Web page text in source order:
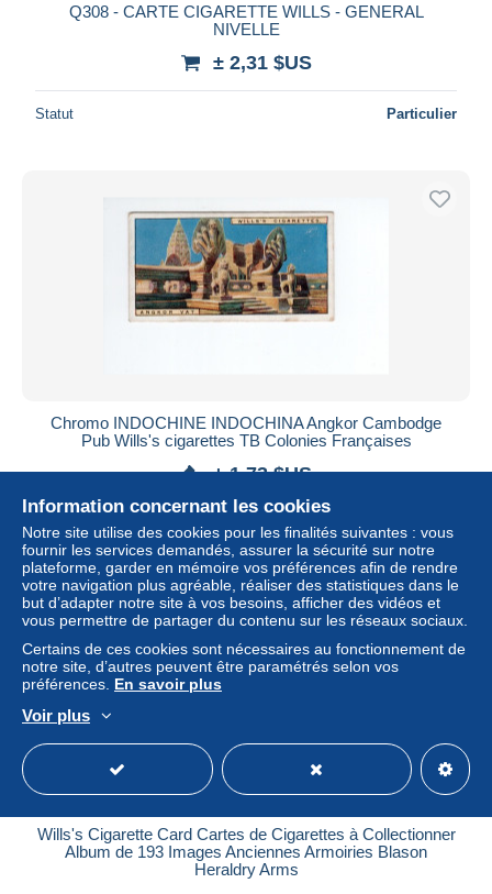
Q308 - CARTE CIGARETTE WILLS - GENERAL
NIVELLE
± 2,31 $US
Statut Particulier
Chromo INDOCHINE INDOCHINA Angkor Cambodge
Pub Wills's cigarettes TB Colonies Françaises
± 1,73 $US
Statut Particulier
Wills's Cigarette Card Cartes de Cigarettes à Collectionner
Album de 193 Images Anciennes Armoiries Blason
Heraldry Arms
Information concernant les cookies
Notre site utilise des cookies pour les finalités suivantes : vous
fournir les services demandés, assurer la sécurité sur notre
plateforme, garder en mémoire vos préférences afin de rendre
votre navigation plus agréable, réaliser des statistiques dans le
but d’adapter notre site à vos besoins, afficher des vidéos et
vous permettre de partager du contenu sur les réseaux sociaux.
Certains de ces cookies sont nécessaires au fonctionnement de
notre site, d’autres peuvent être paramétrés selon vos
préférences. En savoir plus
Voir plus